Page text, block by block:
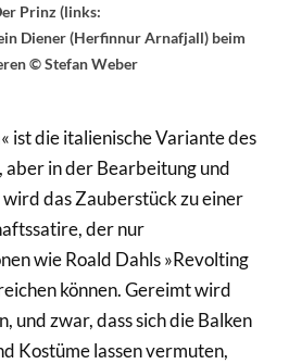
Prinz (links:
Diener (Herfinnur Arnafjall) beim
© Stefan Weber
ist die italienische Variante des
aber in der Bearbeitung und
das Zauberstück zu einer
der nur
wie Roald Dahls »Revolting
können. Gereimt wird
und zwar, dass sich die Balken
Kostüme lassen vermuten,